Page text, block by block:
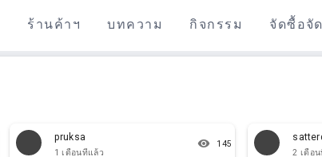
ร้านค้าฯ บทความ กิจกรรม จัดซื้อจั
pruksa
1 เดือนที่แล้ว
remove_red_eye 145
2 เดือ